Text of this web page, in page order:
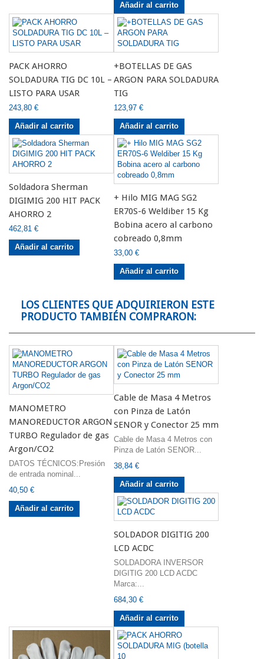
Añadir al carrito
PACK AHORRO
SOLDADURA TIG DC 10L –
LISTO PARA USAR
243,80 €
Añadir al carrito
+BOTELLAS DE GAS
ARGON PARA SOLDADURA
TIG
123,97 €
Añadir al carrito
Soldadora Sherman
DIGIMIG 200 HIT PACK
AHORRO 2
462,81 €
Añadir al carrito
+ Hilo MIG MAG SG2
ER70S-6 Weldiber 15 Kg
Bobina acero al carbono
cobreado 0,8mm
33,00 €
Añadir al carrito
LOS CLIENTES QUE ADQUIRIERON ESTE
PRODUCTO TAMBIÉN COMPRARON:
MANOMETRO
MANOREDUCTOR ARGON
TURBO Regulador de gas
Argon/CO2
DATOS TÉCNICOS:Presión
de entrada nominal...
40,50 €
Añadir al carrito
Cable de Masa 4 Metros
con Pinza de Latón
SENOR y Conector 25 mm
Cable de Masa 4 Metros con
Pinza de Latón SENOR...
38,84 €
Añadir al carrito
SOLDADOR DIGITIG 200
LCD ACDC
SOLDADORA INVERSOR
DIGITIG 200 LCD ACDC
Marca:...
684,30 €
Añadir al carrito